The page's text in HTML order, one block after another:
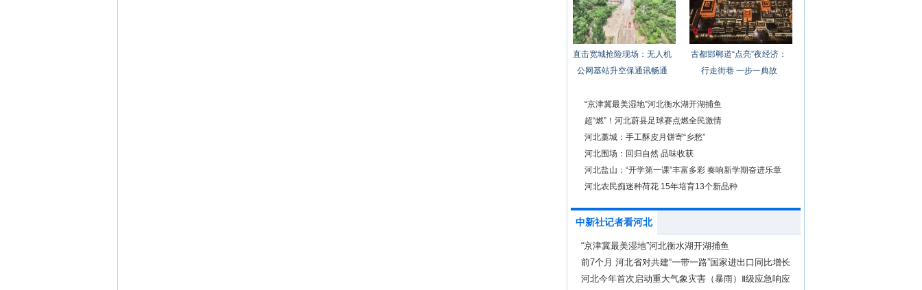
直击宽城抢险现场：无人机
公网基站升空保通讯畅通
古都邯郸道“点亮”夜经济：
行走街巷 一步一典故
“京津冀最美湿地”河北衡水湖开湖捕鱼
超“燃”！河北蔚县足球赛点燃全民激情
河北藁城：手工酥皮月饼寄“乡愁”
河北围场：回归自然 品味收获
河北盐山：“开学第一课”丰富多彩 奏响新学期奋进乐章
河北农民痴迷种荷花 15年培育13个新品种
中新社记者看河北
“京津冀最美湿地”河北衡水湖开湖捕鱼
前7个月 河北省对共建“一带一路”国家进出口同比增长
13.7%
河北今年首次启动重大气象灾害（暴雨）Ⅱ级应急响应